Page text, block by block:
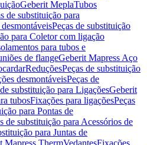
Geberit MeplaTubos
de substituição para
Peças de substituição
para Coletor com ligação
para tubos e
de flangeGeberit Mapress Aço
ReduçõesPeças de substituição
desmontáveisPeças de
substituição para LigaçõesGeberit
tubosFixações para ligaçõesPeças
para Pontas de
de substituição para Acessórios de
para Juntas de
Mapress ThermVedantesFixações